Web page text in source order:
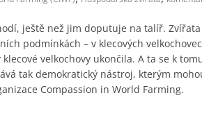
ještě než jim doputuje na talíř.
podmínkách – v klecových
velkochovy ukončila. A ta se k
tak demokratický nástroj, kterým
Compassion in World Farming.